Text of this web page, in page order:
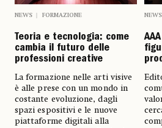
NEWS FORMAZIONE
Teoria e tecnologia: come
cambia il futuro delle
professioni creative
La formazione nelle arti visive
è alle prese con un mondo in
costante evoluzione, dagli
spazi espositivi e le nuove
piattaforme digitali alla
NEWS